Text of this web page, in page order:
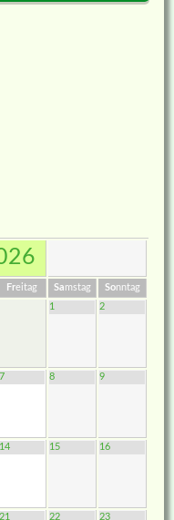
Freitag Samstag Sonntag
1
2
7 8 9
14 15 16
21 22 23